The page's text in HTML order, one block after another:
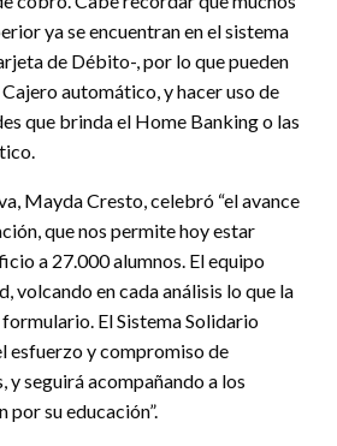
ya se encuentran en el sistema
de Débito-, por lo que pueden
automático, y hacer uso de
que brinda el Home Banking o las
Mayda Cresto, celebró “el avance
que nos permite hoy estar
a 27.000 alumnos. El equipo
volcando en cada análisis lo que la
El Sistema Solidario
esfuerzo y compromiso de
y seguirá acompañando a los
por su educación”.